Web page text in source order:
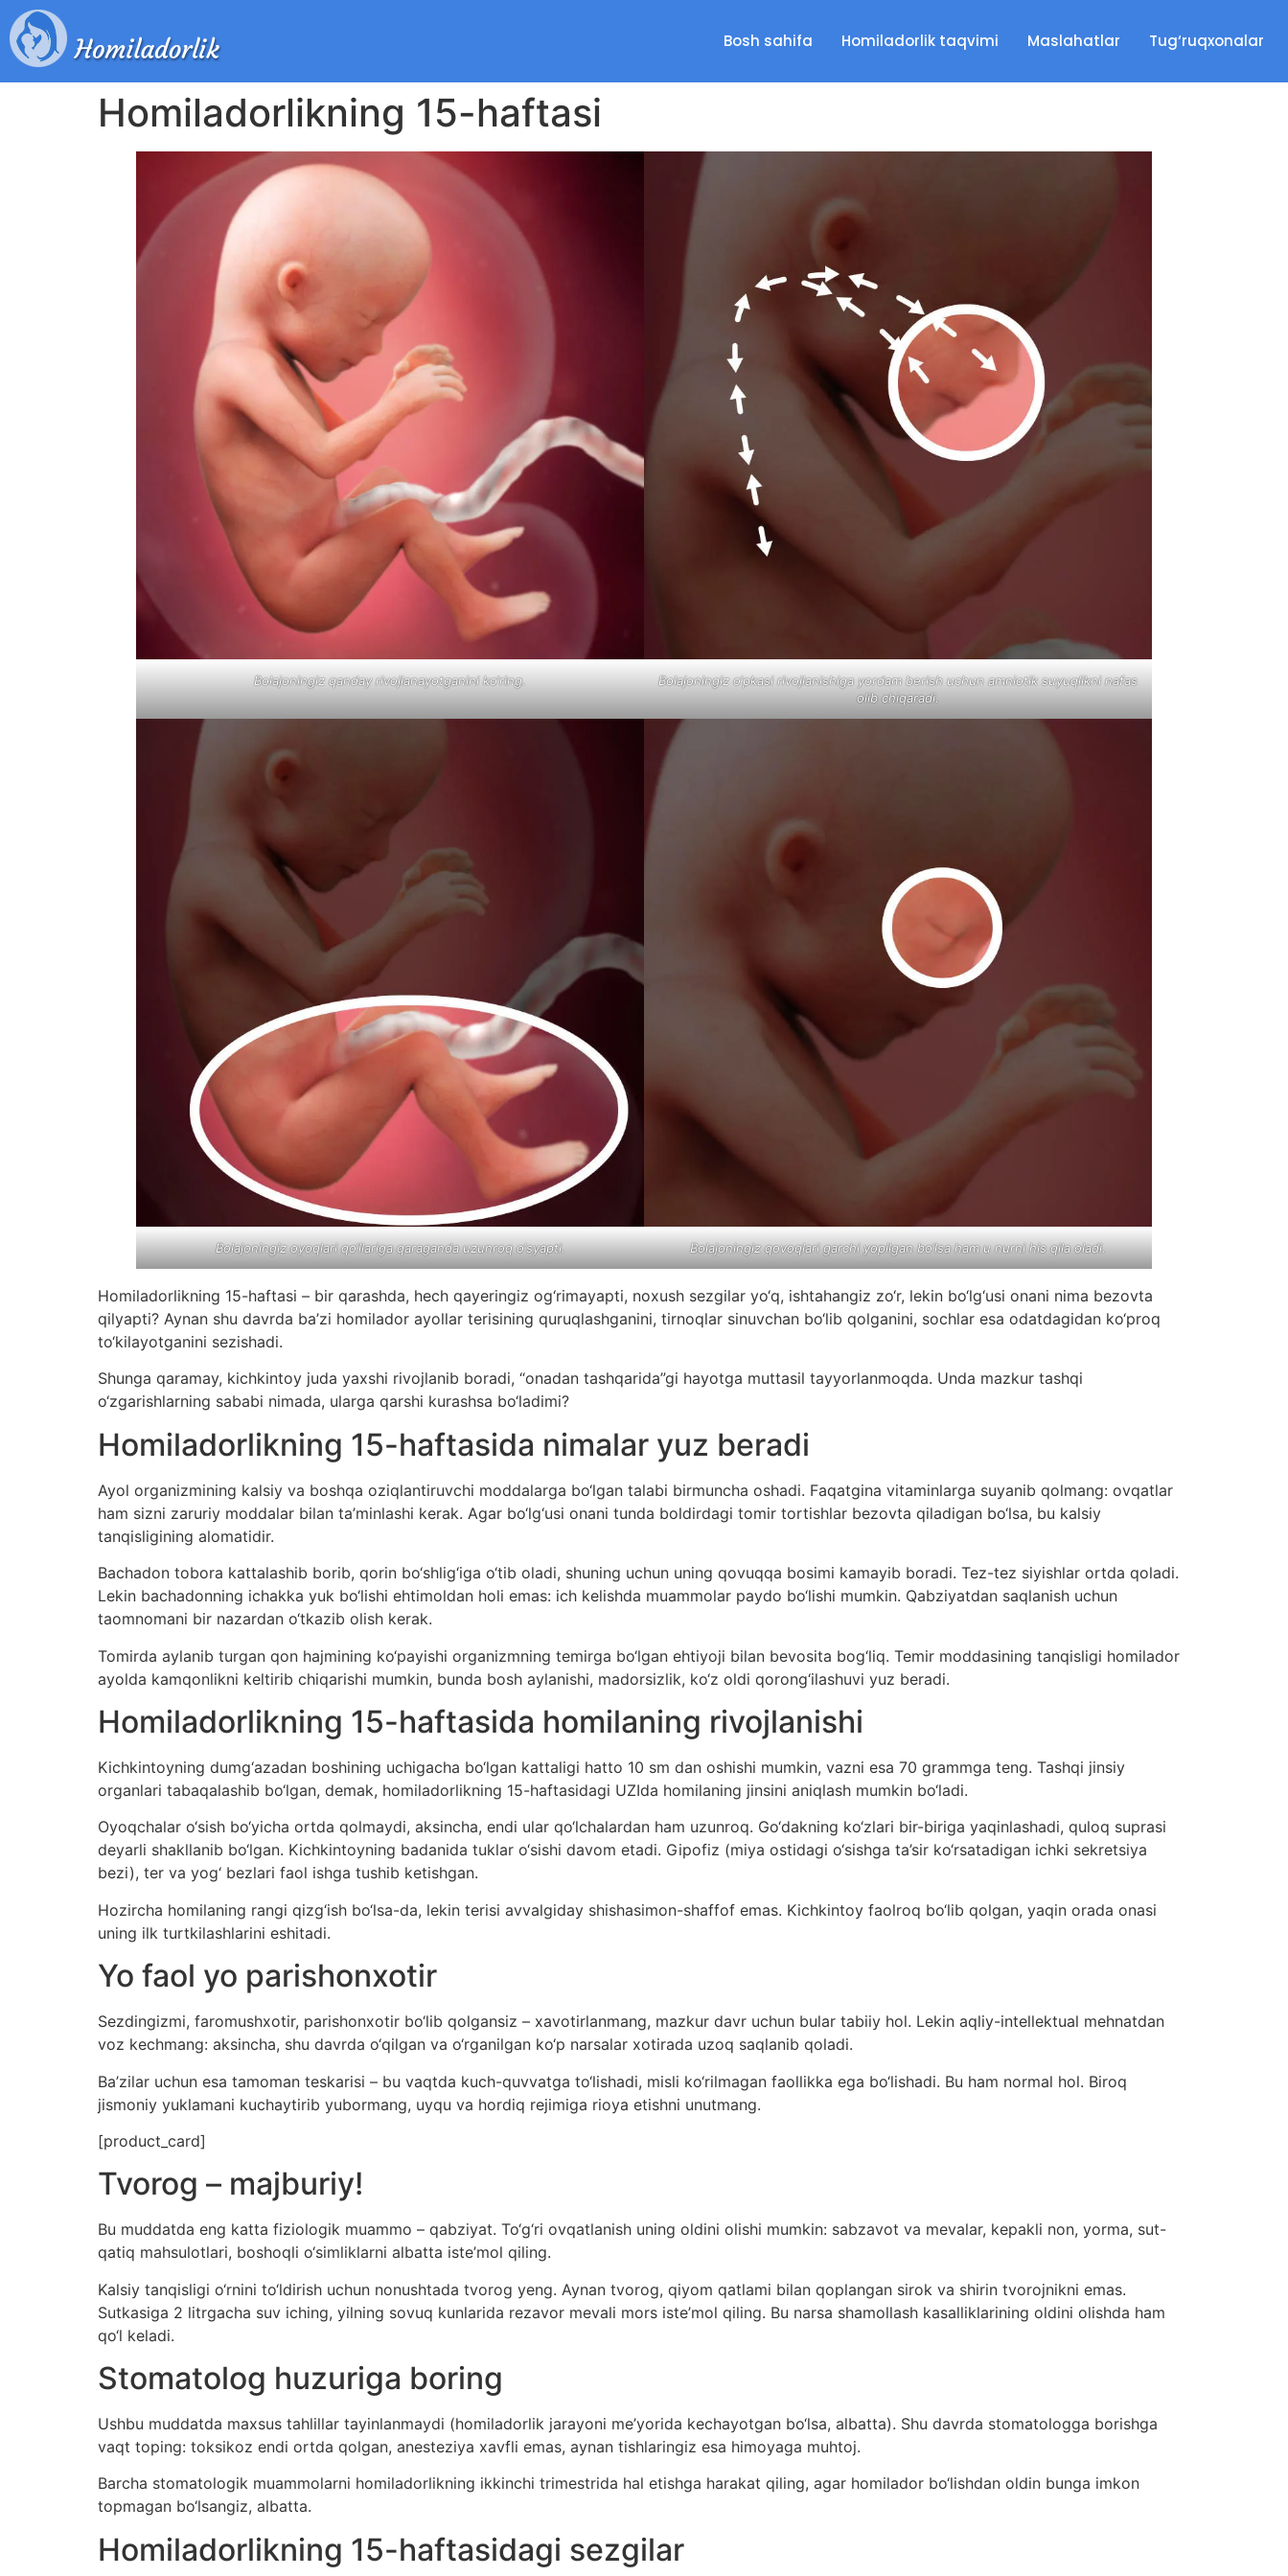
Bosh sahifa Homiladorlik taqvimi Maslahatlar Tug‘ruqxonalar
Homiladorlikning 15-haftasi
Bolajoningiz qanday rivojlanayotganini ko‘ring.
Bolajoningiz o‘pkasi rivojlanishiga yordam berish uchun amniotik suyuqlikni nafas
olib chiqaradi.
Bolajoningiz oyoqlari qo‘llariga qaraganda uzunroq o‘syapti. Bolajoningiz qovoqlari garchi yopilgan bo‘lsa ham u nurni his qila oladi.
Homiladorlikning 15-haftasi – bir qarashda, hech qayeringiz og‘rimayapti, noxush sezgilar yo‘q, ishtahangiz zo‘r, lekin bo‘lg‘usi onani nima bezovta
qilyapti? Aynan shu davrda ba’zi homilador ayollar terisining quruqlashganini, tirnoqlar sinuvchan bo‘lib qolganini, sochlar esa odatdagidan ko‘proq
to‘kilayotganini sezishadi.
Shunga qaramay, kichkintoy juda yaxshi rivojlanib boradi, “onadan tashqarida”gi hayotga muttasil tayyorlanmoqda. Unda mazkur tashqi
o‘zgarishlarning sababi nimada, ularga qarshi kurashsa bo‘ladimi?
Homiladorlikning 15-haftasida nimalar yuz beradi
Ayol organizmining kalsiy va boshqa oziqlantiruvchi moddalarga bo‘lgan talabi birmuncha oshadi. Faqatgina vitaminlarga suyanib qolmang: ovqatlar
ham sizni zaruriy moddalar bilan ta’minlashi kerak. Agar bo‘lg‘usi onani tunda boldirdagi tomir tortishlar bezovta qiladigan bo‘lsa, bu kalsiy
tanqisligining alomatidir.
Bachadon tobora kattalashib borib, qorin bo‘shlig‘iga o‘tib oladi, shuning uchun uning qovuqqa bosimi kamayib boradi. Tez-tez siyishlar ortda qoladi.
Lekin bachadonning ichakka yuk bo‘lishi ehtimoldan holi emas: ich kelishda muammolar paydo bo‘lishi mumkin. Qabziyatdan saqlanish uchun
taomnomani bir nazardan o‘tkazib olish kerak.
Tomirda aylanib turgan qon hajmining ko‘payishi organizmning temirga bo‘lgan ehtiyoji bilan bevosita bog‘liq. Temir moddasining tanqisligi homilador
ayolda kamqonlikni keltirib chiqarishi mumkin, bunda bosh aylanishi, madorsizlik, ko‘z oldi qorong‘ilashuvi yuz beradi.
Homiladorlikning 15-haftasida homilaning rivojlanishi
Kichkintoyning dumg‘azadan boshining uchigacha bo‘lgan kattaligi hatto 10 sm dan oshishi mumkin, vazni esa 70 grammga teng. Tashqi jinsiy
organlari tabaqalashib bo‘lgan, demak, homiladorlikning 15-haftasidagi UZIda homilaning jinsini aniqlash mumkin bo‘ladi.
Oyoqchalar o‘sish bo‘yicha ortda qolmaydi, aksincha, endi ular qo‘lchalardan ham uzunroq. Go‘dakning ko‘zlari bir-biriga yaqinlashadi, quloq suprasi
deyarli shakllanib bo‘lgan. Kichkintoyning badanida tuklar o‘sishi davom etadi. Gipofiz (miya ostidagi o‘sishga ta’sir ko‘rsatadigan ichki sekretsiya
bezi), ter va yog‘ bezlari faol ishga tushib ketishgan.
Hozircha homilaning rangi qizg‘ish bo‘lsa-da, lekin terisi avvalgiday shishasimon-shaffof emas. Kichkintoy faolroq bo‘lib qolgan, yaqin orada onasi
uning ilk turtkilashlarini eshitadi.
Yo faol yo parishonxotir
Sezdingizmi, faromushxotir, parishonxotir bo‘lib qolgansiz – xavotirlanmang, mazkur davr uchun bular tabiiy hol. Lekin aqliy-intellektual mehnatdan
voz kechmang: aksincha, shu davrda o‘qilgan va o‘rganilgan ko‘p narsalar xotirada uzoq saqlanib qoladi.
Ba’zilar uchun esa tamoman teskarisi – bu vaqtda kuch-quvvatga to‘lishadi, misli ko‘rilmagan faollikka ega bo‘lishadi. Bu ham normal hol. Biroq
jismoniy yuklamani kuchaytirib yubormang, uyqu va hordiq rejimiga rioya etishni unutmang.
[product_card]
Tvorog – majburiy!
Bu muddatda eng katta fiziologik muammo – qabziyat. To‘g‘ri ovqatlanish uning oldini olishi mumkin: sabzavot va mevalar, kepakli non, yorma, sut-
qatiq mahsulotlari, boshoqli o‘simliklarni albatta iste’mol qiling.
Kalsiy tanqisligi o‘rnini to‘ldirish uchun nonushtada tvorog yeng. Aynan tvorog, qiyom qatlami bilan qoplangan sirok va shirin tvorojnikni emas.
Sutkasiga 2 litrgacha suv iching, yilning sovuq kunlarida rezavor mevali mors iste’mol qiling. Bu narsa shamollash kasalliklarining oldini olishda ham
qo‘l keladi.
Stomatolog huzuriga boring
Ushbu muddatda maxsus tahlillar tayinlanmaydi (homiladorlik jarayoni me’yorida kechayotgan bo‘lsa, albatta). Shu davrda stomatologga borishga
vaqt toping: toksikoz endi ortda qolgan, anesteziya xavfli emas, aynan tishlaringiz esa himoyaga muhtoj.
Barcha stomatologik muammolarni homiladorlikning ikkinchi trimestrida hal etishga harakat qiling, agar homilador bo‘lishdan oldin bunga imkon
topmagan bo‘lsangiz, albatta.
Homiladorlikning 15-haftasidagi sezgilar